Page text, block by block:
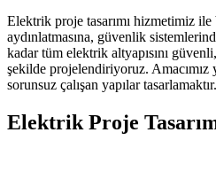
Elektrik proje tasarımı hizmetimiz ile
aydınlatmasına, güvenlik
kadar tüm elektrik altyapısını
şekilde projelendiriyoruz. Amacımız
sorunsuz çalışan yapılar tasarlamaktır.
Elektrik Proje